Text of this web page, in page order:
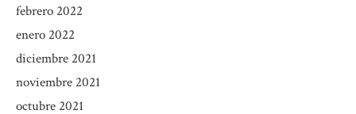
febrero 2022
enero 2022
diciembre 2021
noviembre 2021
octubre 2021